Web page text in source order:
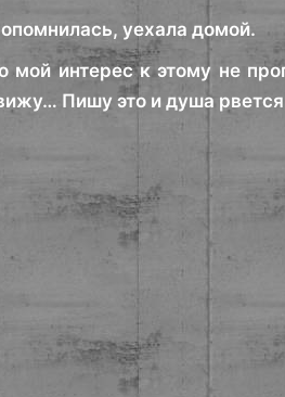
уехала домой.
мой интерес к этому не
Пишу это и душа